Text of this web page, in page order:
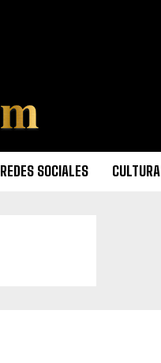
REDES SOCIALES CULTURA